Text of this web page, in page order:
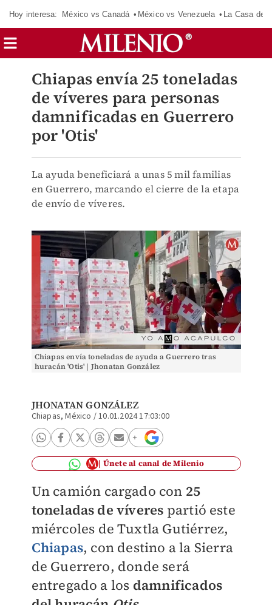
Hoy interesa: México vs Canadá México vs Venezuela La Casa de
Chiapas envía 25 toneladas
de víveres para personas
damnificadas en Guerrero
por 'Otis'
La ayuda beneficiará a unas 5 mil familias
en Guerrero, marcando el cierre de la etapa
de envío de víveres.
Chiapas envía toneladas de ayuda a Guerrero tras
huracán 'Otis' | Jhonatan González
JHONATAN GONZÁLEZ
Chiapas, México /10.01.2024 17:03:00
Únete al canal de Milenio
Un camión cargado con 25
toneladas de víveres partió este
miércoles de Tuxtla Gutiérrez,
Chiapas, con destino a la Sierra
de Guerrero, donde será
entregado a los damnificados